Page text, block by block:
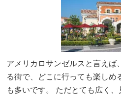
アメリカロサンゼルスと言えば
る街で、どこに行っても楽しめ
も多いです。 ただとても広く